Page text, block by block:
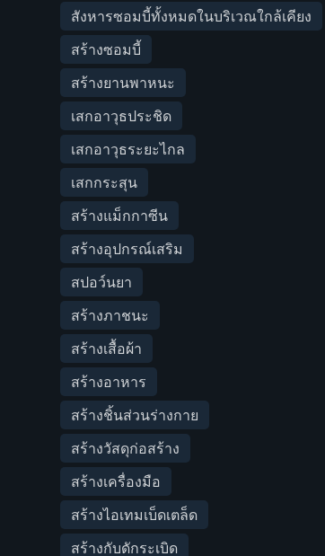
สังหารซอมบี้ทั้งหมดในบริเวณใกล้เคียง
สร้างซอมบี้
สร้างยานพาหนะ
เสกอาวุธประชิด
เสกอาวุธระยะไกล
เสกกระสุน
สร้างแม็กกาซีน
สร้างอุปกรณ์เสริม
สปอว์นยา
สร้างภาชนะ
สร้างเสื้อผ้า
สร้างอาหาร
สร้างชิ้นส่วนร่างกาย
สร้างวัสดุก่อสร้าง
สร้างเครื่องมือ
สร้างไอเทมเบ็ดเตล็ด
สร้างกับดักระเบิด